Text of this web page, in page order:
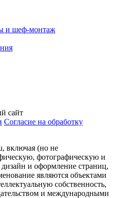
и шеф-монтаж
сайт
Согласие на обработку
включая (но не
фотографическую и
и оформление страниц,
являются объектами
собственность,
и международными